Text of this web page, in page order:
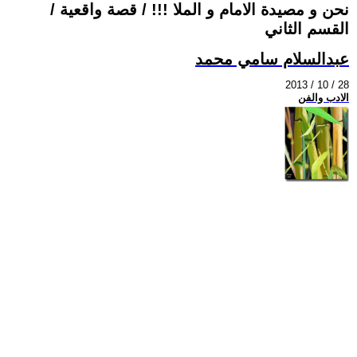
نحن و مصيدة الامام و الملا !!! / قصة واقعية /
القسم الثاني
عبدالسلام سامي محمد
2013 / 10 / 28
الادب والفن